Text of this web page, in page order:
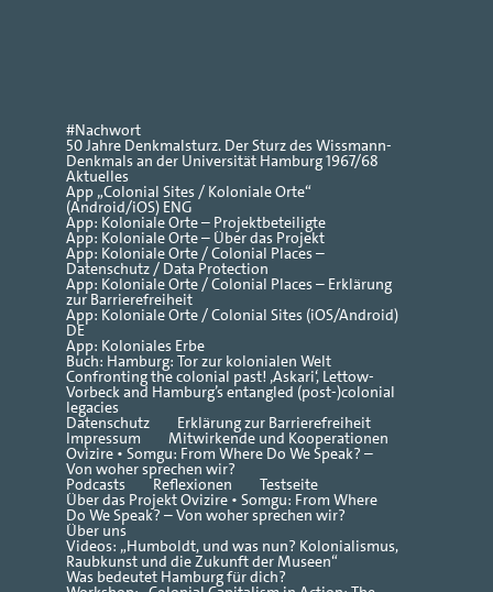
#Nachwort
50 Jahre Denkmalsturz. Der Sturz des Wissmann-
Denkmals an der Universität Hamburg 1967/68
Aktuelles
App „Colonial Sites / Koloniale Orte“
(Android/iOS) ENG
App: Koloniale Orte – Projektbeteiligte
App: Koloniale Orte – Über das Projekt
App: Koloniale Orte / Colonial Places –
Datenschutz / Data Protection
App: Koloniale Orte / Colonial Places – Erklärung
zur Barrierefreiheit
App: Koloniale Orte / Colonial Sites (iOS/Android)
DE
App: Koloniales Erbe
Buch: Hamburg: Tor zur kolonialen Welt
Confronting the colonial past! ‚Askari‘, Lettow-
Vorbeck and Hamburg’s entangled (post-)colonial
legacies
Datenschutz Erklärung zur Barrierefreiheit
Impressum Mitwirkende und Kooperationen
Ovizire • Somgu: From Where Do We Speak? –
Von woher sprechen wir?
Podcasts Reflexionen Testseite
Über das Projekt Ovizire • Somgu: From Where
Do We Speak? – Von woher sprechen wir?
Über uns
Videos: „Humboldt, und was nun? Kolonialismus,
Raubkunst und die Zukunft der Museen“
Was bedeutet Hamburg für dich?